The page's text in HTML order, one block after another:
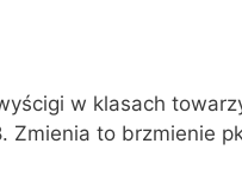
w klasach
Zmienia to brzmienie